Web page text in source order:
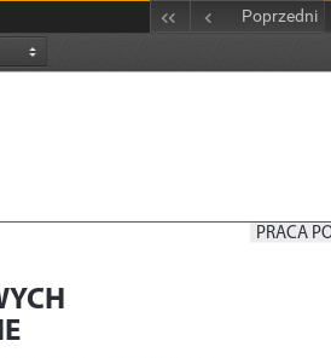
Poprzedni